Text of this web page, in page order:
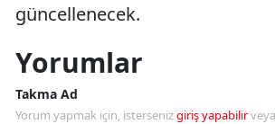
güncellenecek.
Yorumlar
Takma Ad
Yorum yapmak için, istersenizgiriş yapabilirveya